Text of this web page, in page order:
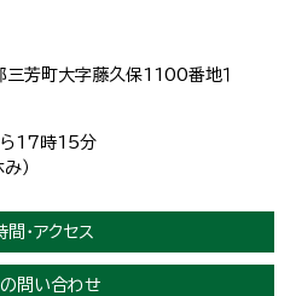
三芳町大字藤久保1100番地１
17時15分
）
間・アクセス
問い合わせ